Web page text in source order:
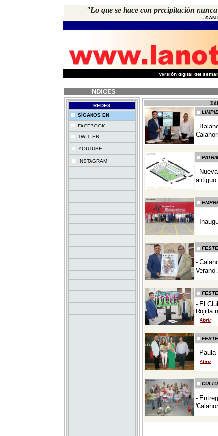
"Lo que se hace con precipitación
- SAN
Versión digital del
INDICES